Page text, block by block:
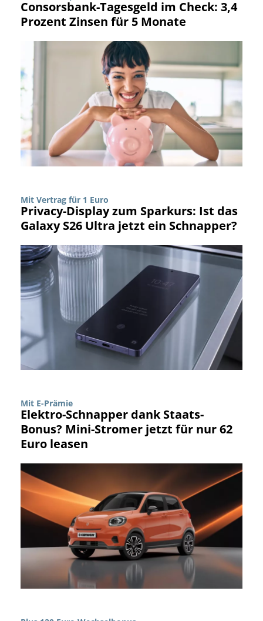
Consorsbank-Tagesgeld im Check: 3,4
Prozent Zinsen für 5 Monate
Mit Vertrag für 1 Euro
Privacy-Display zum Sparkurs: Ist das
Galaxy S26 Ultra jetzt ein Schnapper?
Mit E-Prämie
Elektro-Schnapper dank Staats-
Bonus? Mini-Stromer jetzt für nur 62
Euro leasen